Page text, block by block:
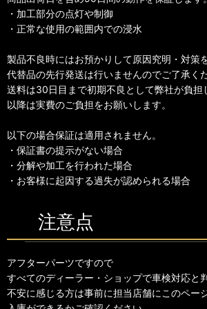
・加工部分の点灯や制御
・正常な使用の範囲内での浸水
製品不良時にはお預かりして原因究明・対策
代替品の先行発送は行いませんのでご了承くだ
送料は30日目まで初期不良として弊社が負担
以降は実費のご負担をお願いします。
以下の場合保証は適用されません。
・保証書の提示がない場合
・分解や加工を行われた場合
・お客様に起因する過失が認められる場合
注意点
アフターパーツですので
すべてのディーラー・ショップで車検対応と
不安に感じる方は事前に担当店舗にこのペー